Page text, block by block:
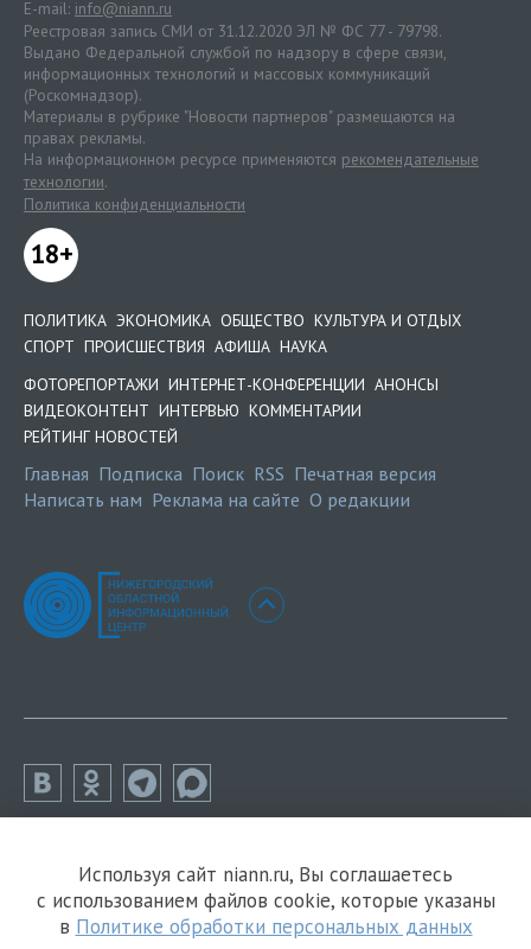
E-mail: info@niann.ru
Реестровая запись СМИ от 31.12.2020 ЭЛ № ФС 77 - 79798.
Выдано Федеральной службой по надзору в сфере связи,
информационных технологий и массовых коммуникаций
(Роскомнадзор).
Материалы в рубрике "Новости партнеров" размещаются на
правах рекламы.
На информационном ресурсе применяются рекомендательные
технологии.
Политика конфиденциальности
18+
ПОЛИТИКА ЭКОНОМИКА ОБЩЕСТВО КУЛЬТУРА И ОТДЫХ
СПОРТ ПРОИСШЕСТВИЯ АФИША НАУКА
ФОТОРЕПОРТАЖИ ИНТЕРНЕТ-КОНФЕРЕНЦИИ АНОНСЫ
ВИДЕОКОНТЕНТ ИНТЕРВЬЮ КОММЕНТАРИИ
РЕЙТИНГ НОВОСТЕЙ
Главная Подписка Поиск RSS Печатная версия
Написать нам Реклама на сайте О редакции
Используя сайт niann.ru, Вы соглашаетесь
с использованием файлов cookie, которые указаны
в Политике обработки персональных данных